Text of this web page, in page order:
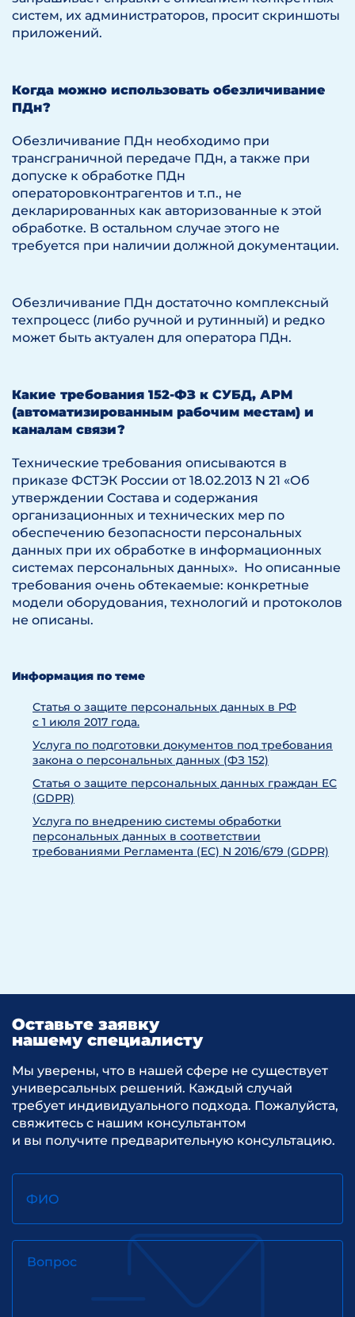
систем, их администраторов, просит скриншоты
приложений.
Когда можно использовать обезличивание
ПДн?
Обезличивание ПДн необходимо при
трансграничной передаче ПДн, а также при
допуске к обработке ПДн
операторовконтрагентов и т.п., не
декларированных как авторизованные к этой
обработке. В остальном случае этого не
требуется при наличии должной документации.
Обезличивание ПДн достаточно комплексный
техпроцесс (либо ручной и рутинный) и редко
может быть актуален для оператора ПДн.
Какие требования 152-ФЗ к СУБД, АРМ
(автоматизированным рабочим местам) и
каналам связи?
Технические требования описываются в
приказе ФСТЭК России от 18.02.2013 N 21 «Об
утверждении Состава и содержания
организационных и технических мер по
обеспечению безопасности персональных
данных при их обработке в информационных
системах персональных данных». Но описанные
требования очень обтекаемые: конкретные
модели оборудования, технологий и протоколов
не описаны.
Информация по теме
Статья о защите персональных данных в РФ
с 1 июля 2017 года.
Услуга по подготовки документов под требования
закона о персональных данных (ФЗ 152)
Статья о защите персональных данных граждан ЕС
(GDPR)
Услуга по внедрению системы обработки
персональных данных в соответствии
требованиями Регламента (ЕС) N 2016/679 (GDPR)
Оставьте заявку
нашему специалисту
Мы уверены, что в нашей сфере не существует
универсальных решений. Каждый случай
требует индивидуального подхода. Пожалуйста,
свяжитесь с нашим консультантом
и вы получите предварительную консультацию.
ФИО
Вопрос